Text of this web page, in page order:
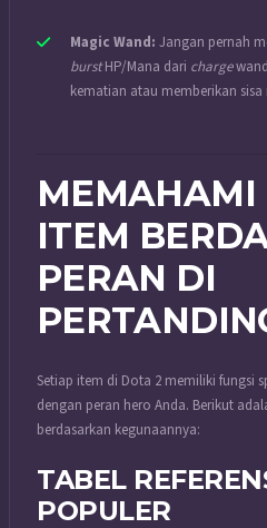
Magic Wand: Jangan pernah
burstHP/Mana dari charge
kematian atau memberikan
MEMAHAMI
ITEM
PERAN DI
Setiap item di Dota 2 memiliki fungsi
dengan peran hero Anda. Berikut
berdasarkan kegunaannya:
TABEL
POPULER